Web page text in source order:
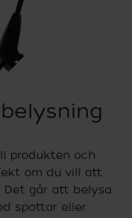
produkten och
om du vill att
går att belysa
spottar eller